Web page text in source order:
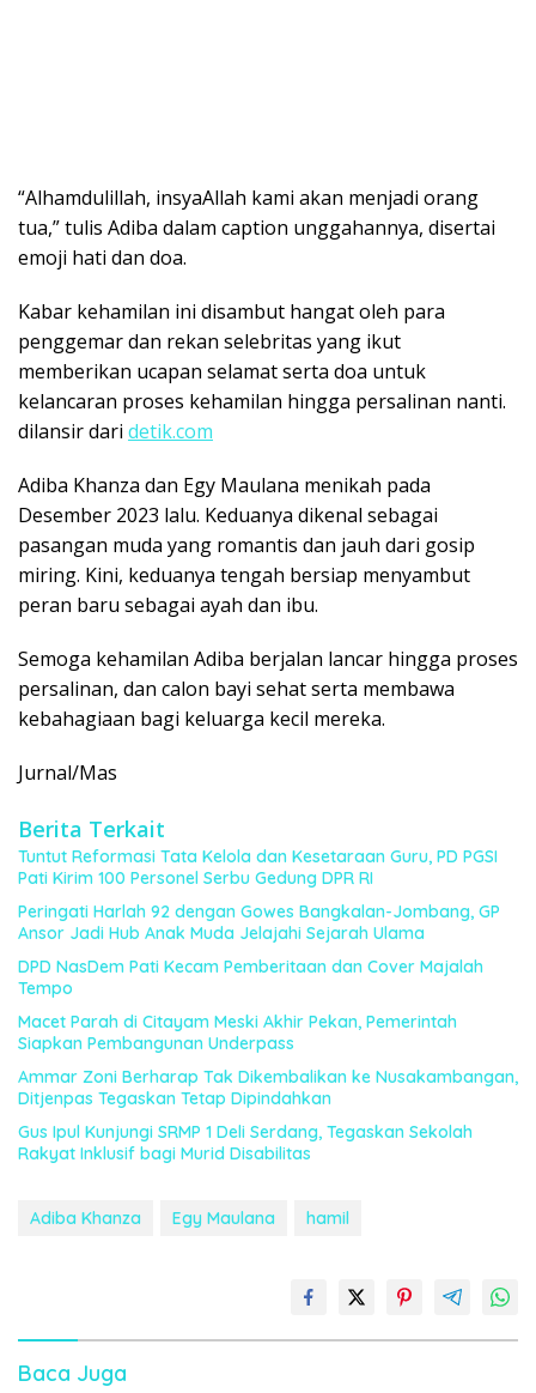
“Alhamdulillah, insyaAllah kami akan menjadi orang
tua,” tulis Adiba dalam caption unggahannya, disertai
emoji hati dan doa.
Kabar kehamilan ini disambut hangat oleh para
penggemar dan rekan selebritas yang ikut
memberikan ucapan selamat serta doa untuk
kelancaran proses kehamilan hingga persalinan nanti.
dilansir dari detik.com
Adiba Khanza dan Egy Maulana menikah pada
Desember 2023 lalu. Keduanya dikenal sebagai
pasangan muda yang romantis dan jauh dari gosip
miring. Kini, keduanya tengah bersiap menyambut
peran baru sebagai ayah dan ibu.
Semoga kehamilan Adiba berjalan lancar hingga proses
persalinan, dan calon bayi sehat serta membawa
kebahagiaan bagi keluarga kecil mereka.
Jurnal/Mas
Berita Terkait
Tuntut Reformasi Tata Kelola dan Kesetaraan Guru, PD PGSI
Pati Kirim 100 Personel Serbu Gedung DPR RI
Peringati Harlah 92 dengan Gowes Bangkalan-Jombang, GP
Ansor Jadi Hub Anak Muda Jelajahi Sejarah Ulama
DPD NasDem Pati Kecam Pemberitaan dan Cover Majalah
Tempo
Macet Parah di Citayam Meski Akhir Pekan, Pemerintah
Siapkan Pembangunan Underpass
Ammar Zoni Berharap Tak Dikembalikan ke Nusakambangan,
Ditjenpas Tegaskan Tetap Dipindahkan
Gus Ipul Kunjungi SRMP 1 Deli Serdang, Tegaskan Sekolah
Rakyat Inklusif bagi Murid Disabilitas
Adiba Khanza Egy Maulana hamil
Baca Juga